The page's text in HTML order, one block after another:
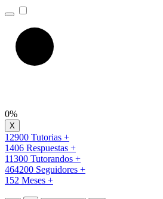
0%
12900 Tutorias +
1406 Respuestas +
11300 Tutorandos +
464200 Seguidores +
152 Meses +